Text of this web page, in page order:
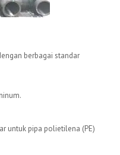
berbagai standar
untuk pipa polietilena (PE)